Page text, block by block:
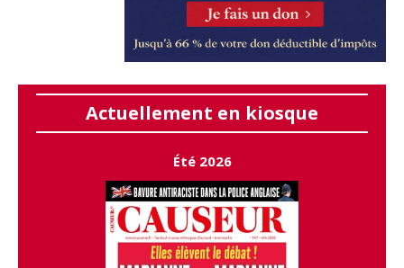
Actuellement en kiosque
Été 2026